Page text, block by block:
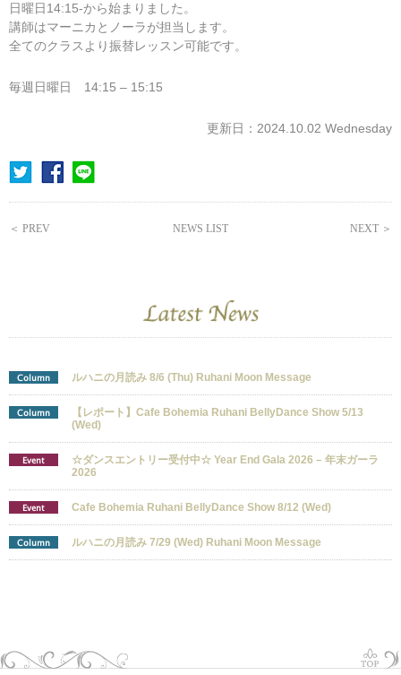
日曜日14:15-から始まりました。
講師はマーニカとノーラが担当します。
全てのクラスより振替レッスン可能です。
毎週日曜日 14:15 – 15:15
更新日：2024.10.02 Wednesday
＜ PREV NEWS LIST NEXT ＞
Column ルハニの月読み 8/6 (Thu) Ruhani Moon Message
Column
【レポート】Cafe Bohemia Ruhani BellyDance Show 5/13
(Wed)
Event
☆ダンスエントリー受付中☆ Year End Gala 2026 – 年末ガーラ
2026
Event Cafe Bohemia Ruhani BellyDance Show 8/12 (Wed)
Column ルハニの月読み 7/29 (Wed) Ruhani Moon Message